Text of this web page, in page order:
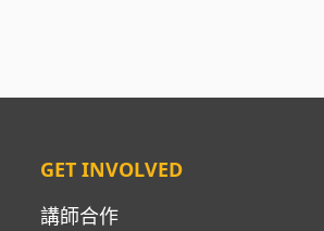
GET INVOLVED
講師合作